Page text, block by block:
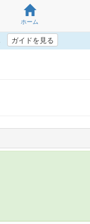
ホーム
ガイドを見る